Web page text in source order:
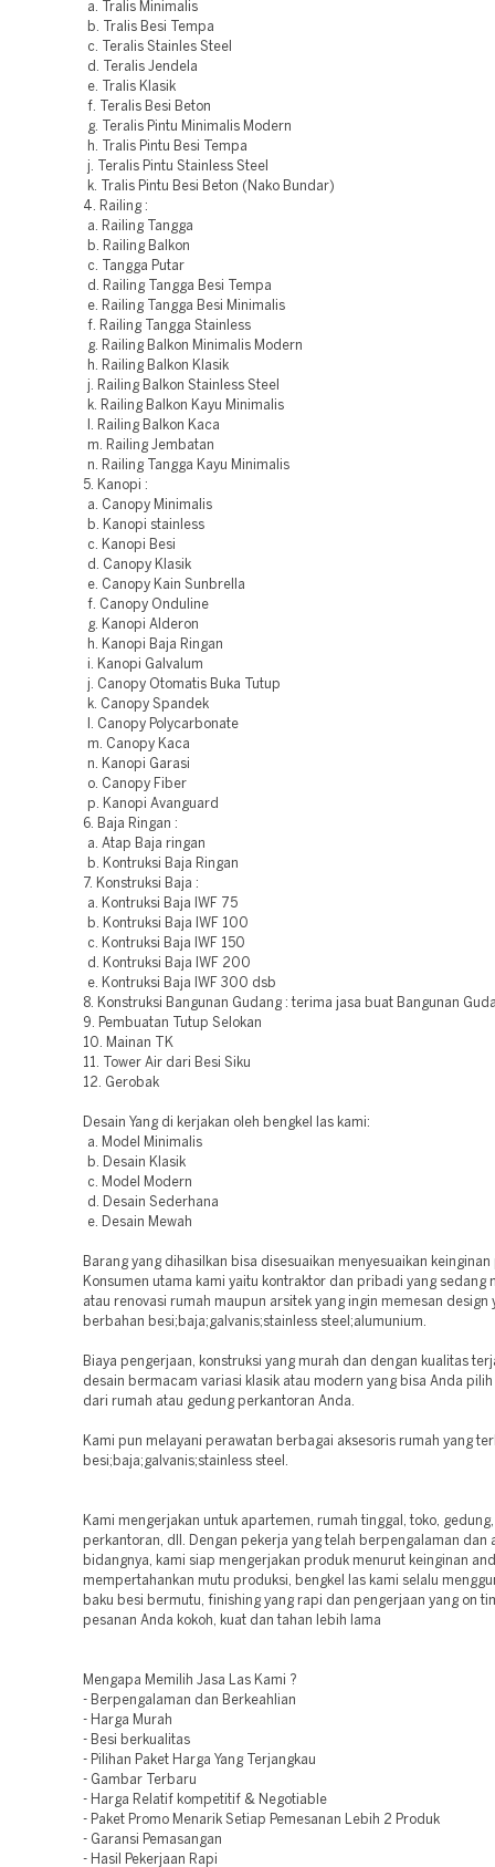
a. Tralis Minimalis
b. Tralis Besi Tempa
c. Teralis Stainles Steel
d. Teralis Jendela
e. Tralis Klasik
f. Teralis Besi Beton
g. Teralis Pintu Minimalis Modern
h. Tralis Pintu Besi Tempa
j. Teralis Pintu Stainless Steel
k. Tralis Pintu Besi Beton (Nako Bundar)
4. Railing :
a. Railing Tangga
b. Railing Balkon
c. Tangga Putar
d. Railing Tangga Besi Tempa
e. Railing Tangga Besi Minimalis
f. Railing Tangga Stainless
g. Railing Balkon Minimalis Modern
h. Railing Balkon Klasik
j. Railing Balkon Stainless Steel
k. Railing Balkon Kayu Minimalis
l. Railing Balkon Kaca
m. Railing Jembatan
n. Railing Tangga Kayu Minimalis
5. Kanopi :
a. Canopy Minimalis
b. Kanopi stainless
c. Kanopi Besi
d. Canopy Klasik
e. Canopy Kain Sunbrella
f. Canopy Onduline
g. Kanopi Alderon
h. Kanopi Baja Ringan
i. Kanopi Galvalum
j. Canopy Otomatis Buka Tutup
k. Canopy Spandek
l. Canopy Polycarbonate
m. Canopy Kaca
n. Kanopi Garasi
o. Canopy Fiber
p. Kanopi Avanguard
6. Baja Ringan :
a. Atap Baja ringan
b. Kontruksi Baja Ringan
7. Konstruksi Baja :
a. Kontruksi Baja IWF 75
b. Kontruksi Baja IWF 100
c. Kontruksi Baja IWF 150
d. Kontruksi Baja IWF 200
e. Kontruksi Baja IWF 300 dsb
8. Konstruksi Bangunan Gudang : terima jasa buat Bangunan
9. Pembuatan Tutup Selokan
10. Mainan TK
11. Tower Air dari Besi Siku
12. Gerobak
Desain Yang di kerjakan oleh bengkel las kami:
a. Model Minimalis
b. Desain Klasik
c. Model Modern
d. Desain Sederhana
e. Desain Mewah
Barang yang dihasilkan bisa disesuaikan menyesuaikan keinginan
Konsumen utama kami yaitu kontraktor dan pribadi yang sedang
atau renovasi rumah maupun arsitek yang ingin memesan design
berbahan besi;baja;galvanis;stainless steel;alumunium.
Biaya pengerjaan, konstruksi yang murah dan dengan kualitas
desain bermacam variasi klasik atau modern yang bisa Anda
dari rumah atau gedung perkantoran Anda.
Kami pun melayani perawatan berbagai aksesoris rumah yang
besi;baja;galvanis;stainless steel.
Kami mengerjakan untuk apartemen, rumah tinggal, toko,
perkantoran, dll. Dengan pekerja yang telah berpengalaman dan
bidangnya, kami siap mengerjakan produk menurut keinginan
mempertahankan mutu produksi, bengkel las kami selalu
baku besi bermutu, finishing yang rapi dan pengerjaan yang on
pesanan Anda kokoh, kuat dan tahan lebih lama
Mengapa Memilih Jasa Las Kami ?
- Berpengalaman dan Berkeahlian
- Harga Murah
- Besi berkualitas
- Pilihan Paket Harga Yang Terjangkau
- Gambar Terbaru
- Harga Relatif kompetitif & Negotiable
- Paket Promo Menarik Setiap Pemesanan Lebih 2 Produk
- Garansi Pemasangan
- Hasil Pekerjaan Rapi